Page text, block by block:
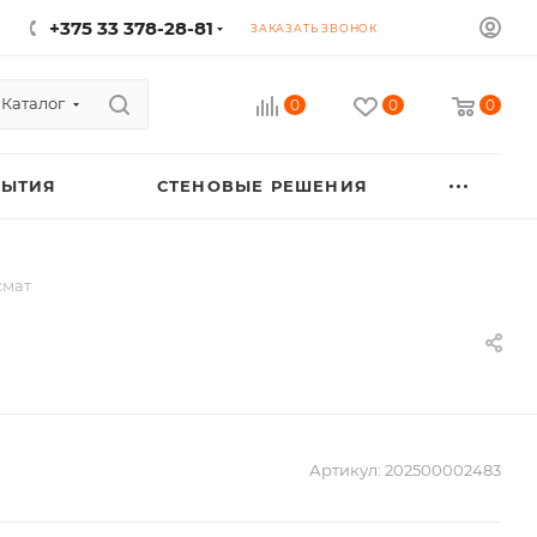
+375 33 378-28-81 ЗАКАЗАТЬ ЗВОНОК
Каталог 0 0 0
СТЕНОВЫЕ РЕШЕНИЯ
Артикул: 202500002483